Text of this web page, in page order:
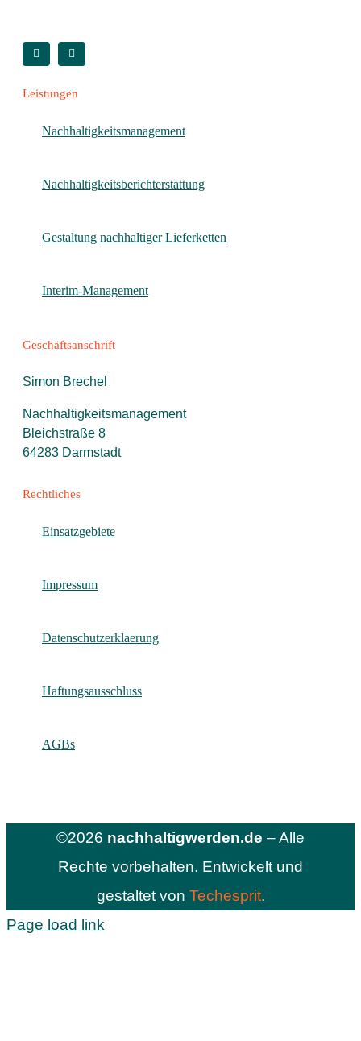
Leistungen
Nachhaltigkeitsmanagement
Nachhaltigkeitsberichterstattung
Gestaltung nachhaltiger Lieferketten
Interim-Management
Geschäftsanschrift
Simon Brechel
Nachhaltigkeitsmanagement
Bleichstraße 8
64283 Darmstadt
Rechtliches
Einsatzgebiete
Impressum
Datenschutzerklaerung
Haftungsausschluss
AGBs
©2026 nachhaltigwerden.de – Alle
Rechte vorbehalten. Entwickelt und
gestaltet von Techesprit.
Page load link